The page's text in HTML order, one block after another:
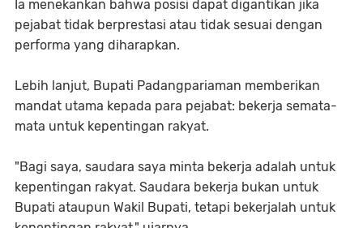
Ia menekankan bahwa posisi dapat digantikan jika
pejabat tidak berprestasi atau tidak sesuai dengan
performa yang diharapkan.
Lebih lanjut, Bupati Padangpariaman memberikan
mandat utama kepada para pejabat: bekerja semata-
mata untuk kepentingan rakyat.
"Bagi saya, saudara saya minta bekerja adalah untuk
kepentingan rakyat. Saudara bekerja bukan untuk
Bupati ataupun Wakil Bupati, tetapi bekerjalah untuk